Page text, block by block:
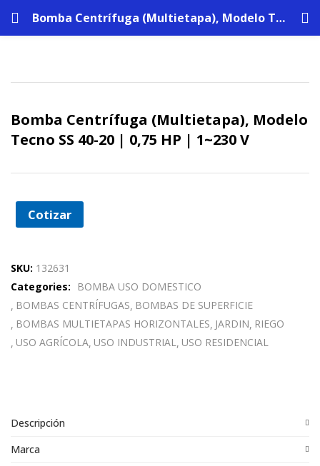
Bomba Centrífuga (Multietapa), Modelo Tecno SS 40-20 | 0,75 HP | 1~230 V
Bomba Centrífuga (Multietapa), Modelo
Tecno SS 40-20 | 0,75 HP | 1~230 V
Cotizar
SKU: 132631
Categories:
BOMBA USO DOMESTICO
BOMBAS CENTRÍFUGAS BOMBAS DE SUPERFICIE
BOMBAS MULTIETAPAS HORIZONTALES JARDIN RIEGO
USO AGRÍCOLA USO INDUSTRIAL USO RESIDENCIAL
Descripción
Marca